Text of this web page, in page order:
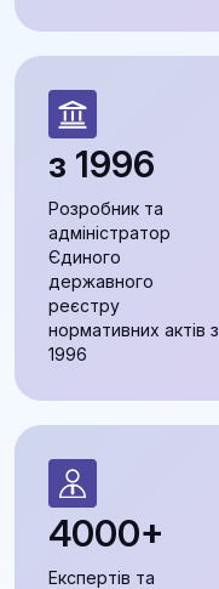
з 1996
Розробник та
адміністратор
Єдиного
державного
реєстру
нормативних актів з
1996
4000+
Експертів та